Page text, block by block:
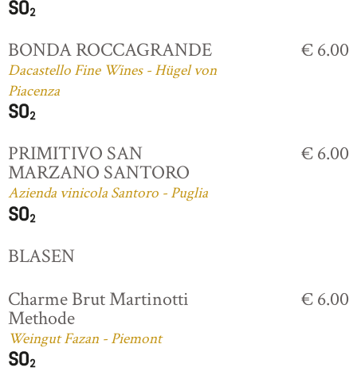
BONDA ROCCAGRANDE
Dacastello Fine Wines - Hügel von
Piacenza
€ 6.00
PRIMITIVO SAN
MARZANO SANTORO
Azienda vinicola Santoro - Puglia
€ 6.00
BLASEN
Charme Brut Martinotti
Methode
Weingut Fazan - Piemont
€ 6.00